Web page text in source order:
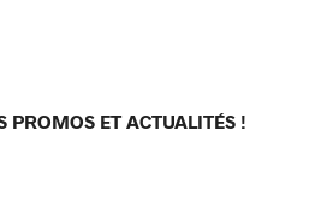
PROMOS ET ACTUALITÉS !